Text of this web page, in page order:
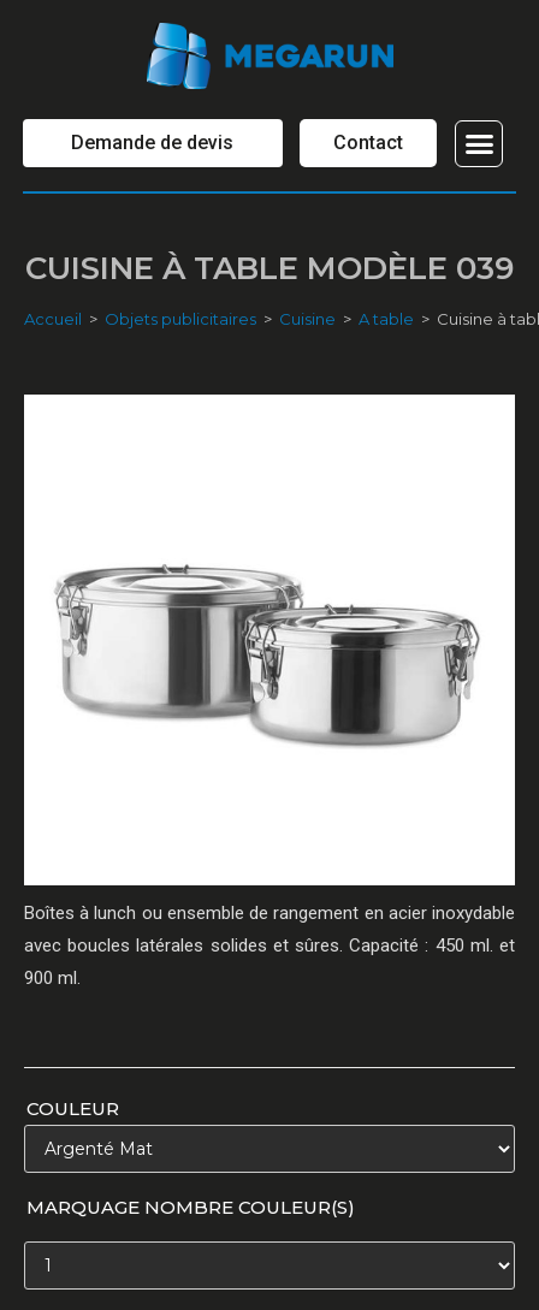
Demande de devis Contact
CUISINE À TABLE MODÈLE 039
Accueil > Objets publicitaires > Cuisine > A table > Cuisine à
Boîtes à lunch ou ensemble de rangement en acier inoxydable
avec boucles latérales solides et sûres. Capacité : 450 ml. et
900 ml.
COULEUR
MARQUAGE NOMBRE COULEUR(S)